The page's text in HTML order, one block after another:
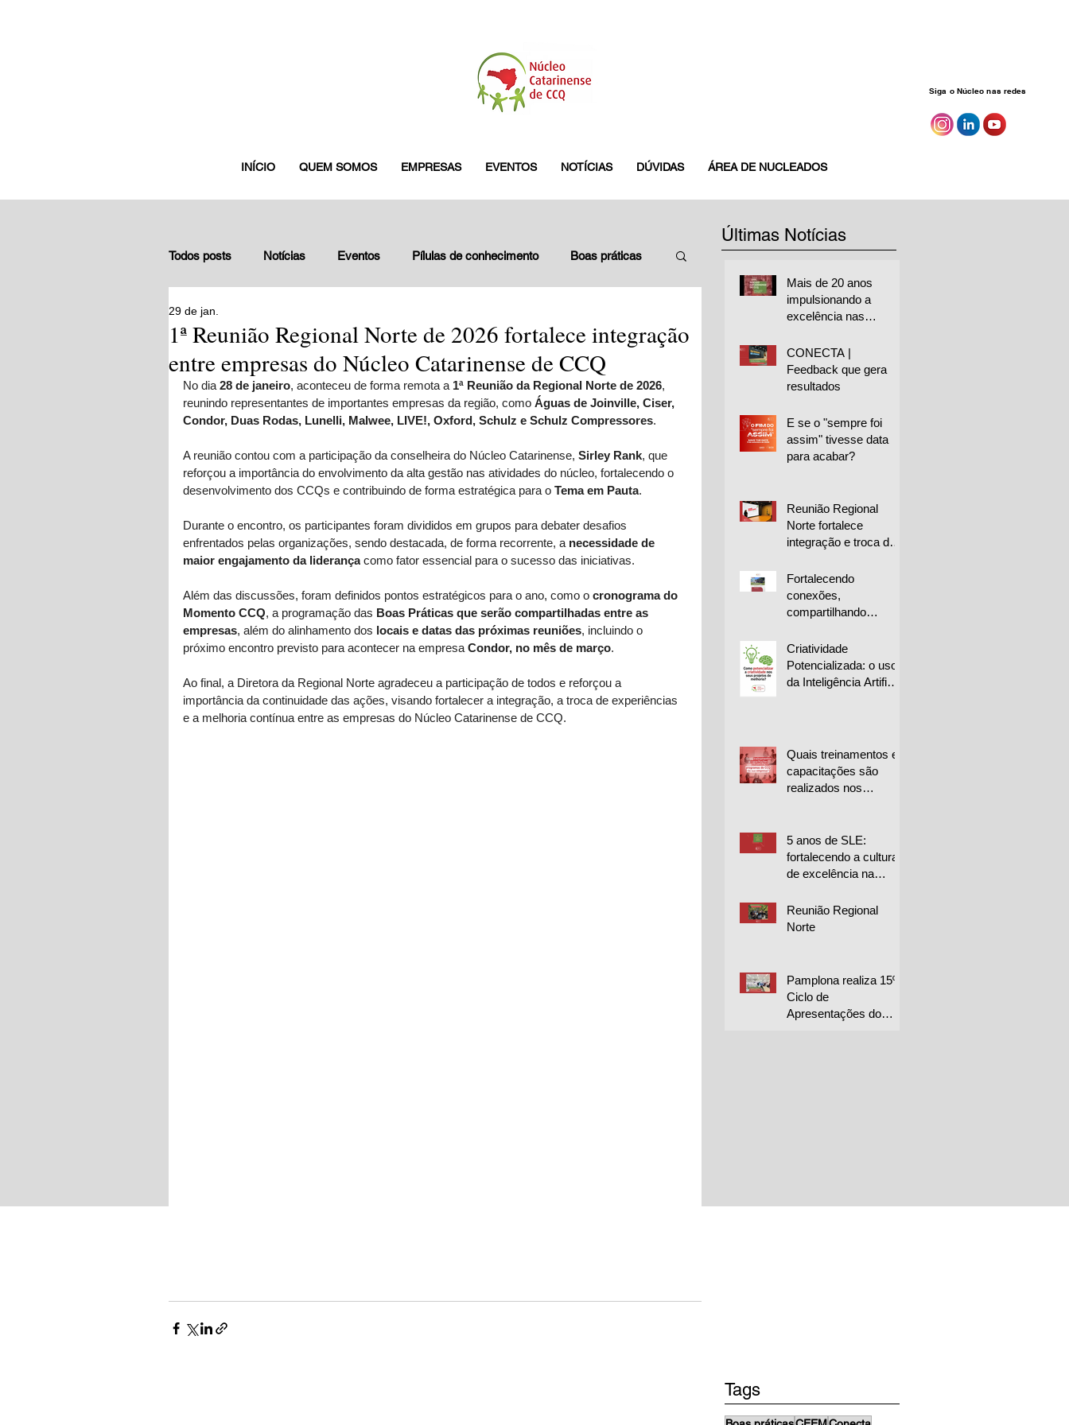
Siga o Núcleo nas redes
INÍCIO QUEM SOMOS EMPRESAS EVENTOS NOTÍCIAS DÚVIDAS ÁREA DE NUCLEADOS
Todos posts Notícias Eventos Pílulas de conhecimento Boas práticas
Depoimentos de gestores nucleados
1ª Reunião Regional Norte de 2026 fortalece integração
entre empresas do Núcleo Catarinense de CCQ
29 de jan.
No dia 28 de janeiro, aconteceu de forma remota a 1ª Reunião da Regional Norte de 2026,
reunindo representantes de importantes empresas da região, como Águas de Joinville, Ciser,
Condor, Duas Rodas, Lunelli, Malwee, LIVE!, Oxford, Schulz e Schulz Compressores.
A reunião contou com a participação da conselheira do Núcleo Catarinense, Sirley Rank, que
reforçou a importância do envolvimento da alta gestão nas atividades do núcleo, fortalecendo o
desenvolvimento dos CCQs e contribuindo de forma estratégica para o Tema em Pauta.
Durante o encontro, os participantes foram divididos em grupos para debater desafios
enfrentados pelas organizações, sendo destacada, de forma recorrente, a necessidade de
maior engajamento da liderança como fator essencial para o sucesso das iniciativas.
Além das discussões, foram definidos pontos estratégicos para o ano, como o cronograma do
Momento CCQ, a programação das Boas Práticas que serão compartilhadas entre as
empresas, além do alinhamento dos locais e datas das próximas reuniões, incluindo o
próximo encontro previsto para acontecer na empresa Condor, no mês de março.
Ao final, a Diretora da Regional Norte agradeceu a participação de todos e reforçou a
importância da continuidade das ações, visando fortalecer a integração, a troca de experiências
e a melhoria contínua entre as empresas do Núcleo Catarinense de CCQ.
Últimas Notícias
Mais de 20 anos
impulsionando a
excelência nas
CONECTA |
Feedback que gera
resultados
E se o "sempre foi
assim" tivesse data
para acabar?
Reunião Regional
Norte fortalece
integração e troca de
empresas
Fortalecendo
conexões,
compartilhando
impulsionando a
melhoria contínua
Criatividade
Potencializada: o uso
da Inteligência Artificial
Quais treinamentos e
capacitações são
realizados nos
5 anos de SLE:
fortalecendo a cultura
de excelência na
Reunião Regional
Norte
Pamplona realiza 15º
Ciclo de
Apresentações do
Tags